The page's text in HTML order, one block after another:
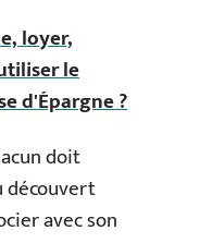
loyer,
le
d'Épargne ?
doit
découvert
avec son